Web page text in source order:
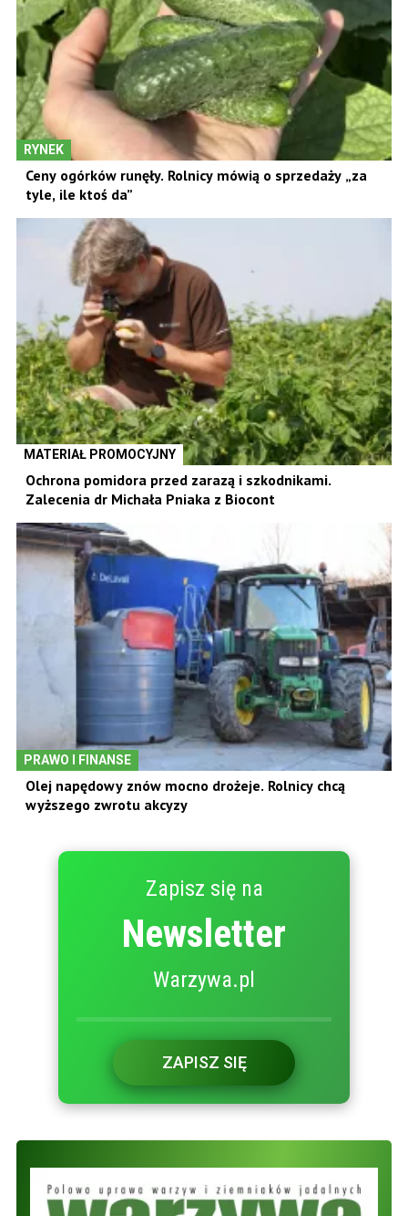
RYNEK
Ceny ogórków runęły. Rolnicy mówią o sprzedaży „za
tyle, ile ktoś da”
MATERIAŁ PROMOCYJNY
Ochrona pomidora przed zarazą i szkodnikami.
Zalecenia dr Michała Pniaka z Biocont
PRAWO I FINANSE
Olej napędowy znów mocno drożeje. Rolnicy chcą
wyższego zwrotu akcyzy
Zapisz się na
Newsletter
Warzywa.pl
ZAPISZ SIĘ